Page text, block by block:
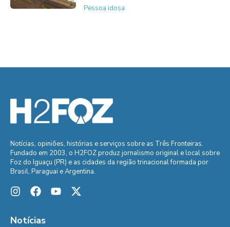
Pessoa idosa
Notícias, opiniões, histórias e serviços sobre as Três Fronteiras.
Fundado em 2003, o H2FOZ produz jornalismo original e local sobre
Foz do Iguaçu (PR) e as cidades da região trinacional formada por
Brasil, Paraguai e Argentina.
Notícias